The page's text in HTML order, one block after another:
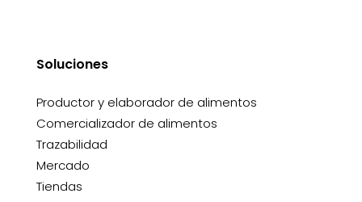
Soluciones
Productor y elaborador de alimentos
Comercializador de alimentos
Trazabilidad
Mercado
Tiendas